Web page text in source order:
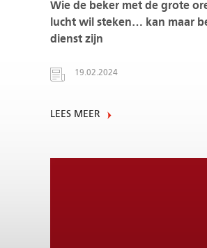
Wie de beker met de grote
lucht wil steken… kan maar
dienst zijn
19.02.2024
LEES MEER